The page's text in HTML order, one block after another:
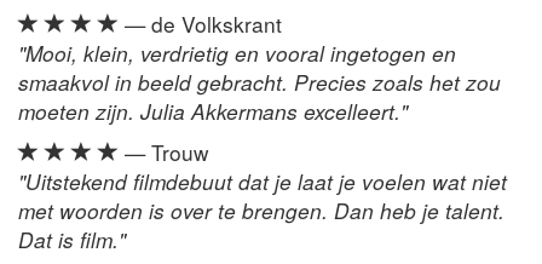
— de Volkskrant
"Mooi, klein, verdrietig en vooral ingetogen en
smaakvol in beeld gebracht. Precies zoals het zou
moeten zijn. Julia Akkermans excelleert."
— Trouw
"Uitstekend filmdebuut dat je laat je voelen wat niet
met woorden is over te brengen. Dan heb je talent.
Dat is film."